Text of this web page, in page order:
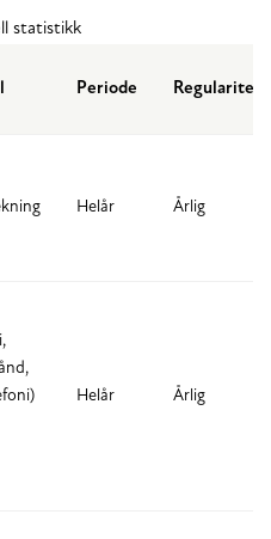
statistikk
Periode Regularitet
Helår Årlig
Helår Årlig